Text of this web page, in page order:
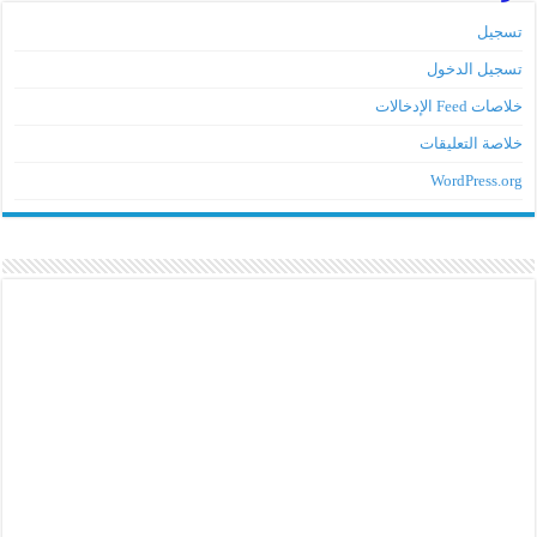
تسجيل
تسجيل الدخول
خلاصات Feed الإدخالات
خلاصة التعليقات
WordPress.org